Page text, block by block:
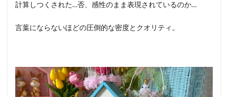
計算しつくされた…否、感性のまま表現されているのか…
言葉にならないほどの圧倒的な密度とクオリティ。